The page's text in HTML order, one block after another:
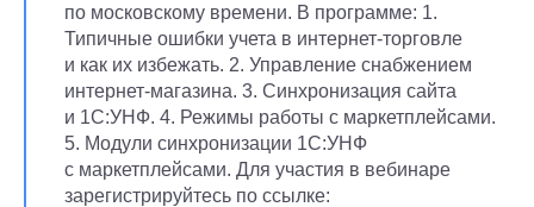
по московскому времени. В программе: 1.
Типичные ошибки учета в интернет-торговле
и как их избежать. 2. Управление снабжением
интернет-магазина. 3. Синхронизация сайта
и 1С:УНФ. 4. Режимы работы с маркетплейсами.
5. Модули синхронизации 1С:УНФ
с маркетплейсами. Для участия в вебинаре
зарегистрируйтесь по ссылке: